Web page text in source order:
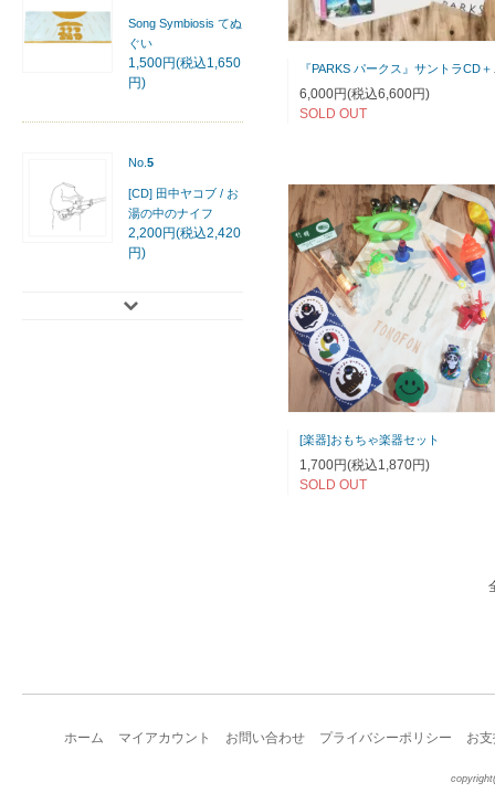
6,000円(税込6,600円)
SOLD OUT
[楽器]おもちゃ楽器セット
1,700円(税込1,870円)
SOLD OUT
Song Symbiosis てぬ
ぐい
1,500円(税込1,650
円)
No. 5
[CD] 田中ヤコブ / お
湯の中のナイフ
2,200円(税込2,420
円)
ホーム マイアカウント お問い合わせ プライバシーポリシー お